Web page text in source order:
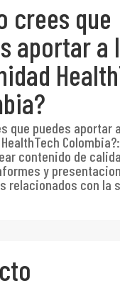
crees que
aportar a
que puedes aportar
Colombia?:
contenido de
y
relacionados con la